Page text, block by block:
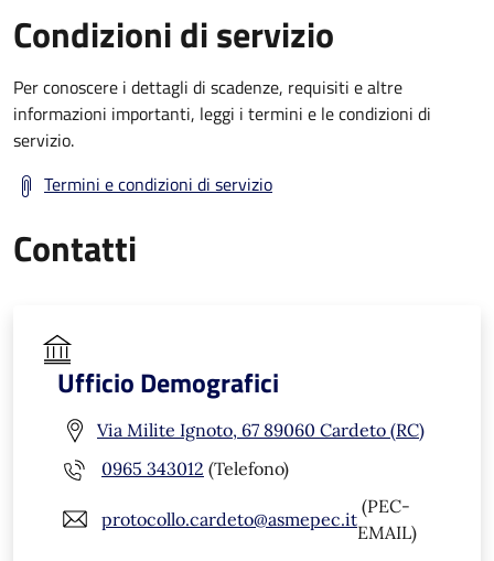
Condizioni di servizio
Per conoscere i dettagli di scadenze, requisiti e altre
informazioni importanti, leggi i termini e le condizioni di
servizio.
Termini e condizioni di servizio
Contatti
Ufficio Demografici
Via Milite Ignoto, 67 89060 Cardeto (RC)
0965 343012 (Telefono)
protocollo.cardeto@asmepec.it
(PEC-
EMAIL)